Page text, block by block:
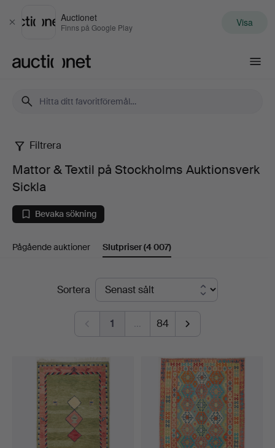
Stäng
Auctionet
Finns på Google Play Visa
Mattor
Textil
på
Auktionsverk
Filtrera
Mattor & Textil på Stockholms Auktionsverk
Sickla
Bevaka sökning
Pågående auktioner Slutpriser(4 007)
SlutpriserSortera
1 … 84